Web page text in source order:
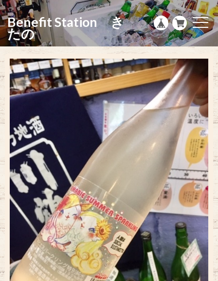
Benefit Station き
たの
t
o
g
g
e
v
i
g
a
t
i
o
n
g
l
e
n
a
v
i
i
n